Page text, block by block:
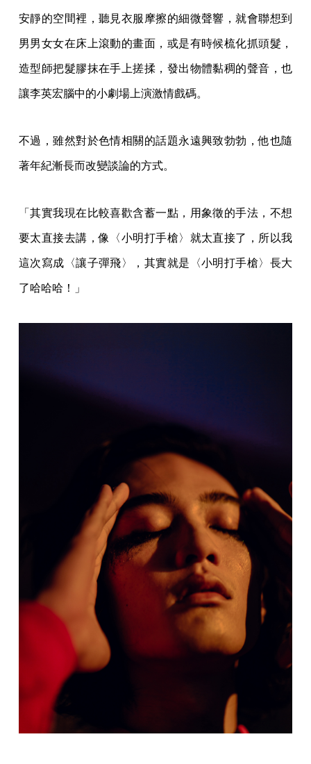
安靜的空間裡，聽見衣服摩擦的細微聲響，就會聯想到
男男女女在床上滾動的畫面，或是有時候梳化抓頭髮，
造型師把髮膠抹在手上搓揉，發出物體黏稠的聲音，也
讓李英宏腦中的小劇場上演激情戲碼。
不過，雖然對於色情相關的話題永遠興致勃勃，他也隨
著年紀漸長而改變談論的方式。
「其實我現在比較喜歡含蓄一點，用象徵的手法，不想
要太直接去講，像〈小明打手槍〉就太直接了，所以我
這次寫成〈讓子彈飛〉，其實就是〈小明打手槍〉長大
了哈哈哈！」